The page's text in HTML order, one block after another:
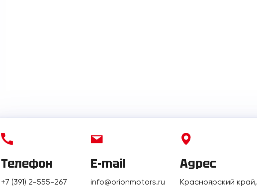
Телефон
+7 (391) 2-555-267
E-mail
info@orionmotors.ru
Адрес
Красноярский край,